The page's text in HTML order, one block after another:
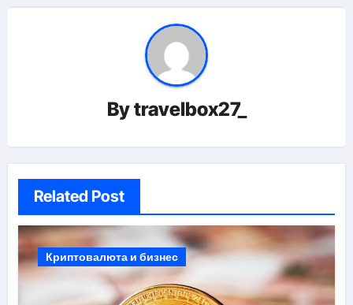
Bytravelbox27_
Related Post
Криптовалюта и бизнес